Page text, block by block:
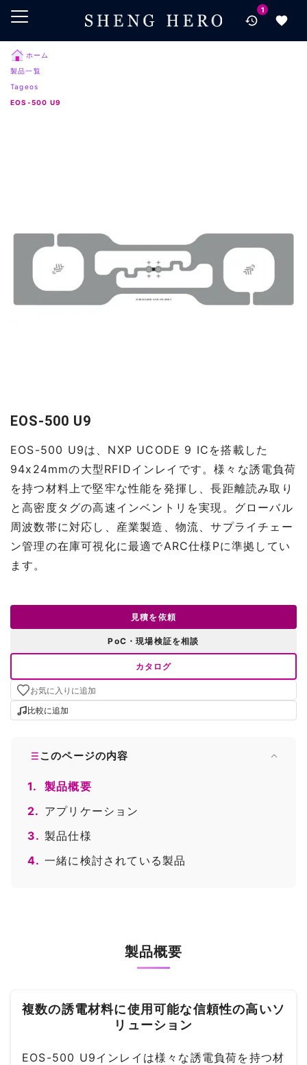
メインコンテンツにスキップ
検索にスキップ
フッターにスキップ
1
ホーム
製品一覧
Tageos
EOS-500 U9
EOS-500 U9
EOS-500 U9は、NXP UCODE 9 ICを搭載した
94x24mmの大型RFIDインレイです。様々な誘電負荷
を持つ材料上で堅牢な性能を発揮し、長距離読み取り
と高密度タグの高速インベントリを実現。グローバル
周波数帯に対応し、産業製造、物流、サプライチェー
ン管理の在庫可視化に最適でARC仕様Pに準拠してい
ます。
見積を依頼
PoC・現場検証を相談
カタログ
お気に入りに追加
比較に追加
このページの内容
1.
製品概要
2. アプリケーション
3. 製品仕様
4. 一緒に検討されている製品
製品概要
複数の誘電材料に使用可能な信頼性の高いソ
リューション
EOS-500 U9インレイは様々な誘電負荷を持つ材